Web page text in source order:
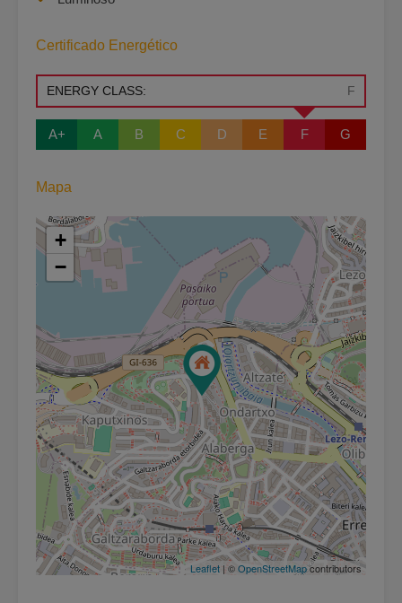
Certificado Energético
ENERGY CLASS: F
A+ A B C D E F G
Mapa
+
−
Leaflet | ©OpenStreetMapcontributors